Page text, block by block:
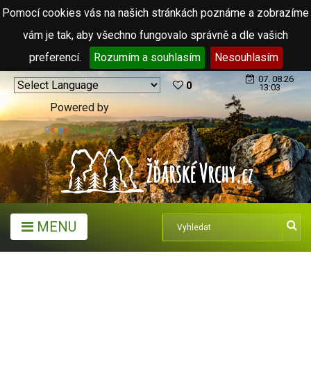
Pomocí cookies vás na našich stránkách poznáme a zobrazíme
vám je tak, aby všechno fungovalo správně a dle vašich
preferencí.
Rozumím a souhlasím Nesouhlasím
Powered by
Translate
0
07. 08.26
13:03
MENU